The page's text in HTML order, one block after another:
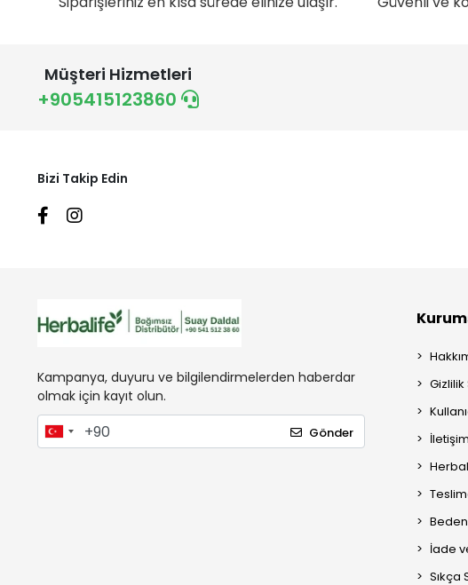
Müşteri Hizmetleri
+905415123860
Bizi Takip Edin
Kampanya, duyuru ve bilgilendirmelerden haberdar
olmak için kayıt olun.
Gönder
İletişim
İade
Sıkça